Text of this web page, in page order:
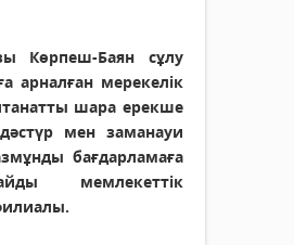
Көрпеш-Баян сұлу
арналған мерекелік
шара ерекше
мен заманауи
бағдарламаға
мемлекеттік